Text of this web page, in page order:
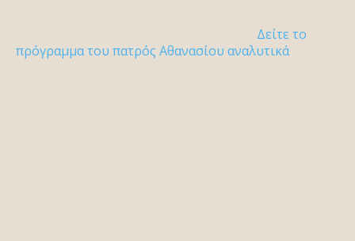
Δείτε το
πρόγραμμα του πατρός Αθανασίου αναλυτικά